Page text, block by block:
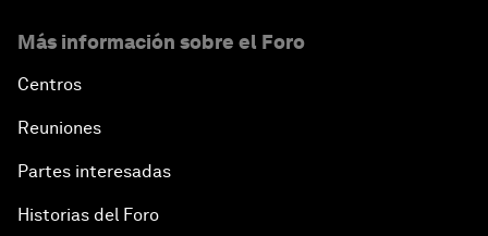
Más información sobre el Foro
Centros
Reuniones
Partes interesadas
Historias del Foro